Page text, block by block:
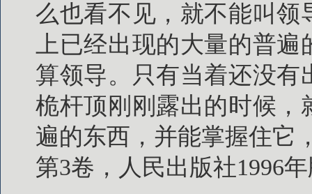
么也看不见，就不能叫领
上已经出现的大量的普
算领导。只有当着还没
桅杆顶刚刚露出的时候，
遍的东西，并能掌握住它
第3卷，人民出版社1996